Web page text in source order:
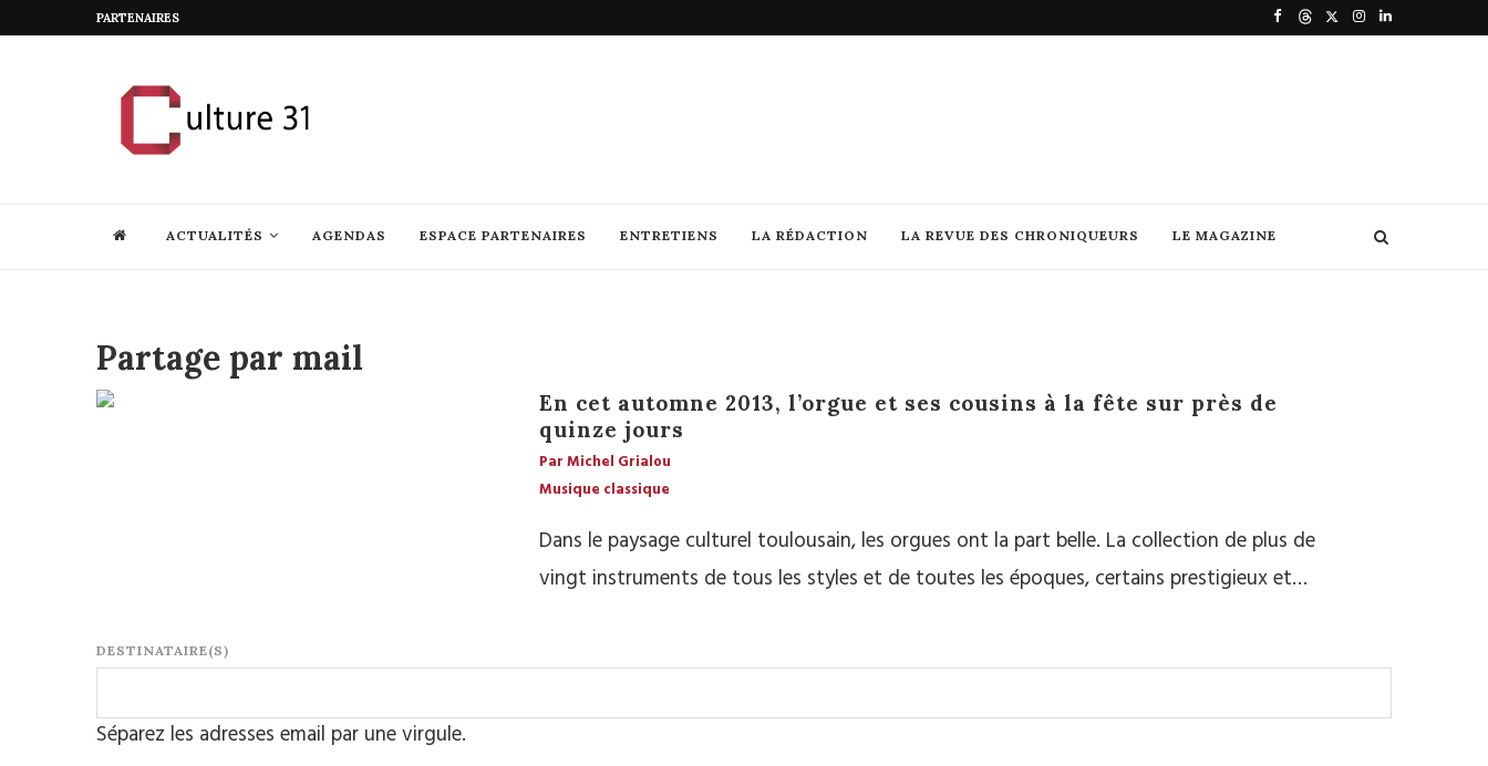
PARTENAIRES
ACTUALITÉS AGENDAS ESPACE PARTENAIRES ENTRETIENS LA RÉDACTION LA REVUE DES CHRONIQUEURS LE MAGAZINE
Partage par mail
En cet automne 2013, l’orgue et ses cousins à la fête sur près de
quinze jours
Par Michel Grialou
Musique classique
Dans le paysage culturel toulousain, les orgues ont la part belle. La collection de plus de
vingt instruments de tous les styles et de toutes les époques, certains prestigieux et…
DESTINATAIRE(S)
Séparez les adresses email par une virgule.